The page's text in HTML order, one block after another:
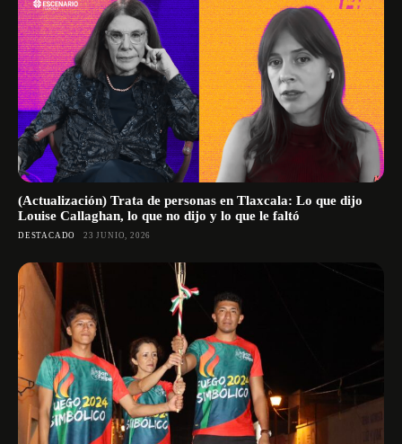
(Actualización) Trata de personas en Tlaxcala: Lo que dijo
Louise Callaghan, lo que no dijo y lo que le faltó
DESTACADO 23 JUNIO, 2026